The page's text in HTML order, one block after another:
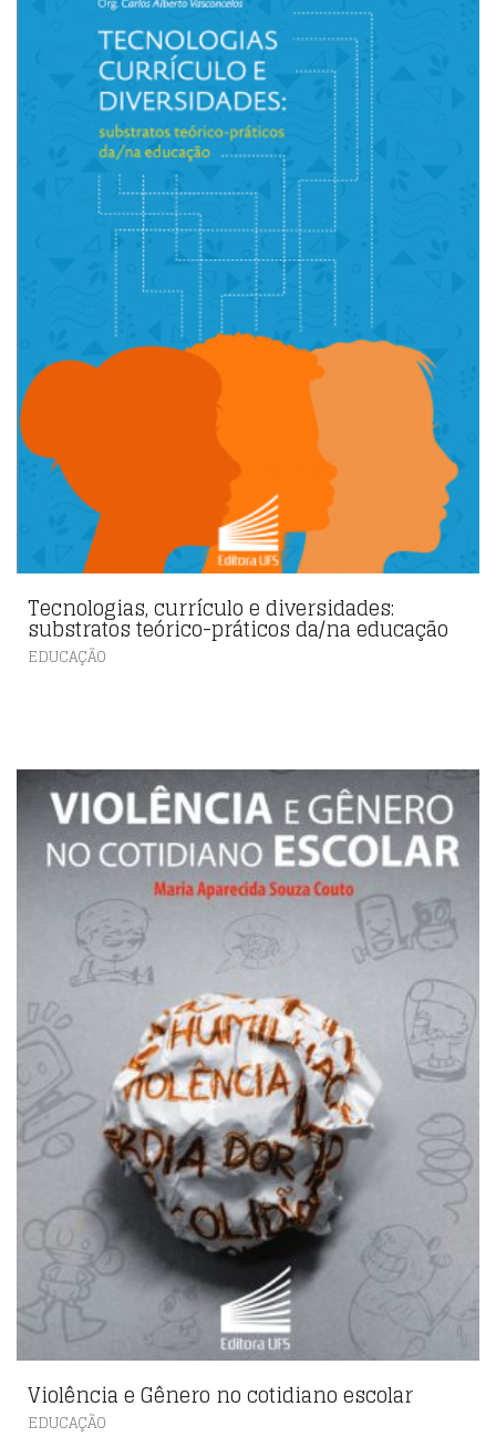
Tecnologias, currículo e diversidades:
substratos teórico-práticos da/na educação
EDUCAÇÃO
Violência e Gênero no cotidiano escolar
EDUCAÇÃO